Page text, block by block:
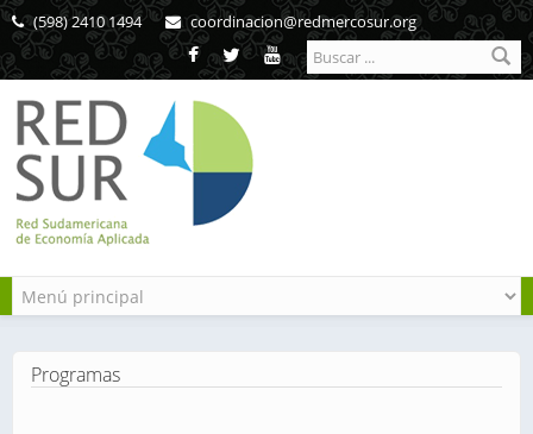
Pasar al contenido principal
(598) 2410 1494 coordinacion@redmercosur.org
Formulario de
búsqueda
Programas